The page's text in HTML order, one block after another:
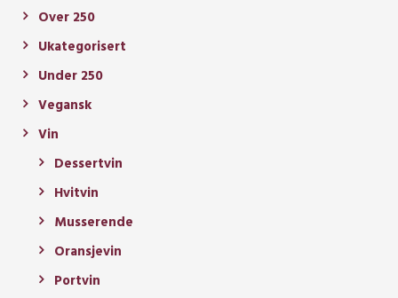
Over 250
Ukategorisert
Under 250
Vegansk
Vin
Dessertvin
Hvitvin
Musserende
Oransjevin
Portvin